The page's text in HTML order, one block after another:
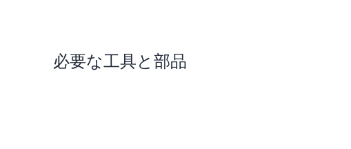
必要な工具と部品